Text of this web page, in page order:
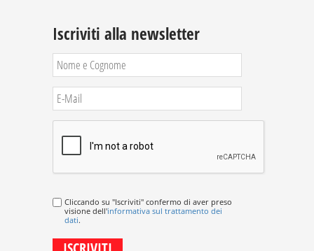
Iscriviti alla newsletter
Cliccando su "Iscriviti" confermo di aver preso
visione dell'informativa sul trattamento dei
dati.